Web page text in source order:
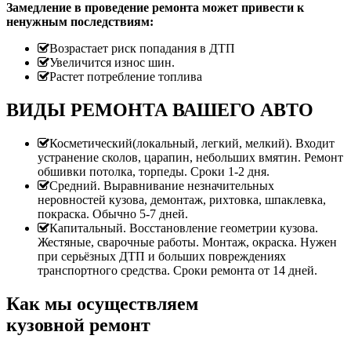
Замедление в проведение ремонта может привести к
ненужным последствиям:
Возрастает риск попадания в ДТП
Увеличится износ шин.
Растет потребление топлива
ВИДЫ РЕМОНТА ВАШЕГО АВТО
Косметический(локальный, легкий, мелкий). Входит
устранение сколов, царапин, небольших вмятин. Ремонт
обшивки потолка, торпеды. Сроки 1-2 дня.
Средний. Выравнивание незначительных
неровностей кузова, демонтаж, рихтовка, шпаклевка,
покраска. Обычно 5-7 дней.
Капитальный. Восстановление геометрии кузова.
Жестяные, сварочные работы. Монтаж, окраска. Нужен
при серьёзных ДТП и больших повреждениях
транспортного средства. Сроки ремонта от 14 дней.
Как мы осуществляем
кузовной ремонт